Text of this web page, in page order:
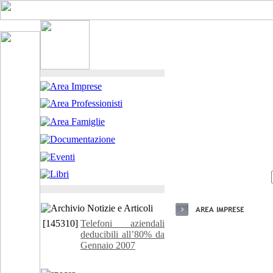
[145310] Telefoni aziendali
deducibili all’80% da
Gennaio 2007